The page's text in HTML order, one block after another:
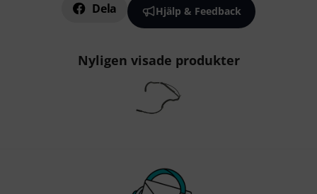
Dela Hjälp & Feedback
Nyligen visade produkter